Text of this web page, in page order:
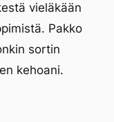
vieläkään
Pakko
sortin
kehoani.